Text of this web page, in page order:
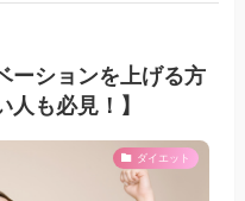
ーションを上げる方
も必見！】
ダイエット